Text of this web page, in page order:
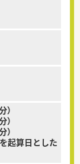
）
起算日とした